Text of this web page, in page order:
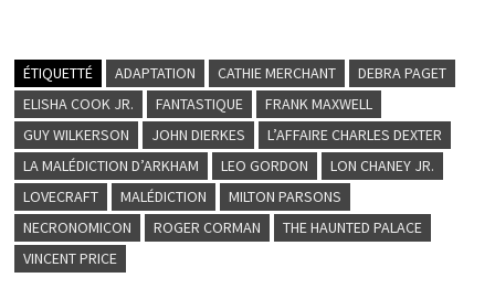
ÉTIQUETTÉ ADAPTATION CATHIE MERCHANT
DEBRA PAGET
ELISHA COOK JR.
FANTASTIQUE
FRANK MAXWELL
GUY WILKERSON
JOHN DIERKES
L’AFFAIRE CHARLES DEXTER
LA MALÉDICTION D’ARKHAM
LEO GORDON
LON CHANEY JR.
LOVECRAFT
MALÉDICTION
MILTON PARSONS
NECRONOMICON
ROGER CORMAN
THE HAUNTED PALACE
VINCENT PRICE